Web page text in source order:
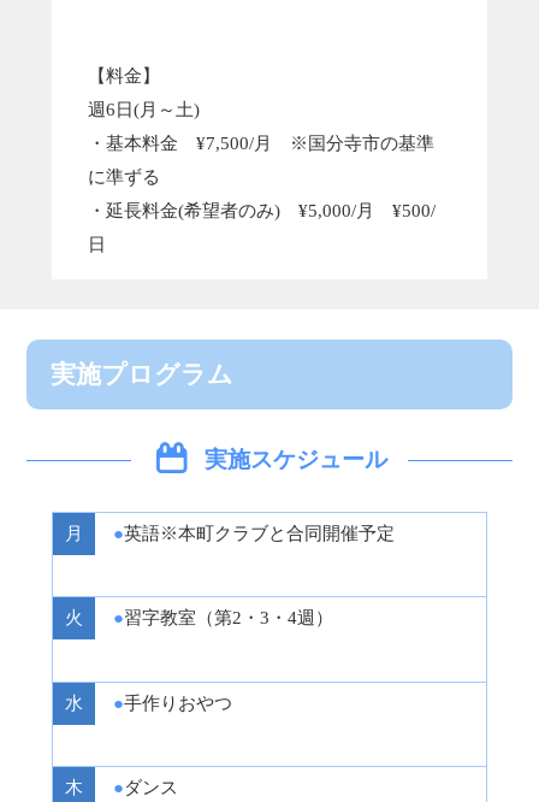
【料金】
週6日(月～土)
・基本料金 ¥7,500/月 ※国分寺市の基準
に準ずる
・延長料金(希望者のみ) ¥5,000/月 ¥500/
日
実施プログラム
実施スケジュール
英語※本町クラブと合同開催予定
習字教室（第2・3・4週）
手作りおやつ
ダンス